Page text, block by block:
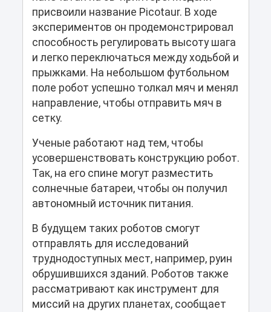
присвоили название Picotaur. В ходе
экспериментов он продемонстрировал
способность регулировать высоту шага
и легко переключаться между ходьбой и
прыжками. На небольшом футбольном
поле робот успешно толкал мяч и менял
направление, чтобы отправить мяч в
сетку.
Ученые работают над тем, чтобы
усовершенствовать конструкцию робот.
Так, на его спине могут разместить
солнечные батареи, чтобы он получил
автономный источник питания.
В будущем таких роботов смогут
отправлять для исследований
труднодоступных мест, например, руин
обрушившихся зданий. Роботов также
рассматривают как инструмент для
миссий на других планетах, сообщает